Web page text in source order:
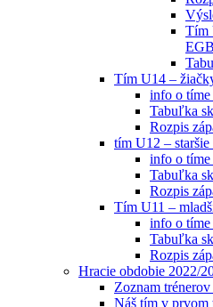
Tím
Tím U14 –
info o
Tabuľka
Rozpis
tím U12 –
info o
Tabuľka
Rozpis
Tím U11 –
info o
Tabuľka
Rozpis
Hracie obdobie 2022/
Zoznam
Náš tím v